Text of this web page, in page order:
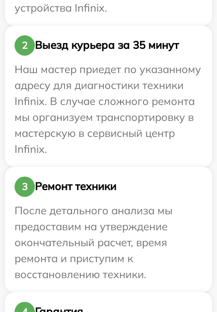
устройства Infinix.
2
Выезд курьера за 35 минут
Наш мастер приедет по указанному
адресу для диагностики техники
Infinix. В случае сложного ремонта
мы организуем транспортировку в
мастерскую в сервисный центр
Infinix.
3
Ремонт техники
После детального анализа мы
предоставим на утверждение
окончательный расчет, время
ремонта и приступим к
восстановлению техники.